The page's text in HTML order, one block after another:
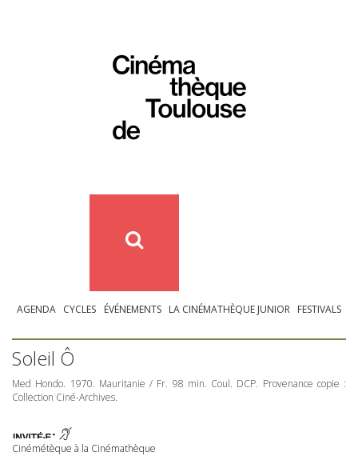
AGENDA CYCLES ÉVÉNEMENTS LA CINÉMATHÈQUE JUNIOR FESTIVALS
Soleil Ô
Med Hondo. 1970. Mauritanie / Fr. 98 min. Coul. DCP. Provenance copie :
Collection Ciné-Archives.
Cinémétèque à la Cinémathèque